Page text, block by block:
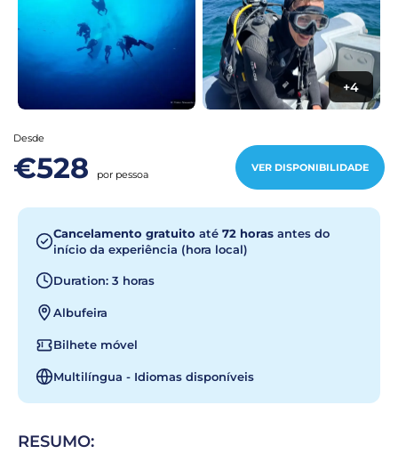
+4
Desde
€528 por pessoa
VER DISPONIBILIDADE
Cancelamento gratuito até 72 horas antes do
início da experiência (hora local)
Duration: 3 horas
Albufeira
Bilhete móvel
Multilíngua - Idiomas disponíveis
RESUMO: